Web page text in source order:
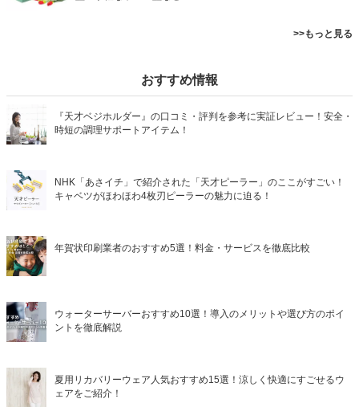
>>もっと見る
おすすめ情報
『天才ベジホルダー』の口コミ・評判を参考に実証レビュー！安全・
時短の調理サポートアイテム！
NHK「あさイチ」で紹介された「天才ピーラー」のここがすごい！
キャベツがほわほわ4枚刃ピーラーの魅力に迫る！
年賀状印刷業者のおすすめ5選！料金・サービスを徹底比較
ウォーターサーバーおすすめ10選！導入のメリットや選び方のポイ
ントを徹底解説
夏用リカバリーウェア人気おすすめ15選！涼しく快適にすごせるウ
ェアをご紹介！